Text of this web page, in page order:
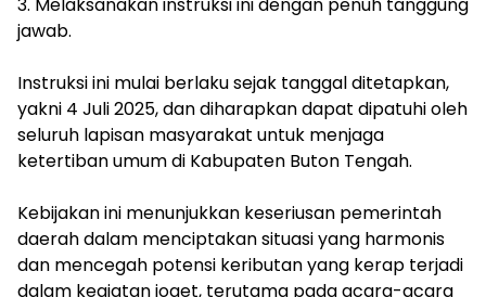
jawab.
Instruksi ini mulai berlaku sejak tanggal ditetapkan,
yakni 4 Juli 2025, dan diharapkan dapat dipatuhi oleh
seluruh lapisan masyarakat untuk menjaga
ketertiban umum di Kabupaten Buton Tengah.
Kebijakan ini menunjukkan keseriusan pemerintah
daerah dalam menciptakan situasi yang harmonis
dan mencegah potensi keributan yang kerap terjadi
dalam kegiatan joget, terutama pada acara-acara